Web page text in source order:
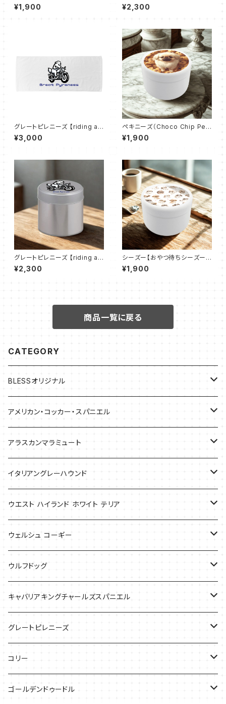
kie Iggy）おでかけトリーツ缶
¥1,900 国旗｜コルン缶
¥2,300
グレートピレニーズ 【riding a
motorcycle】コットンシャーリ
ングフェイスタオル
¥3,000
ペキニーズ（Choco Chip Pek
e）おでかけトリーツ缶
¥1,900
グレートピレニーズ 【riding a
motorcycle】コルン缶
¥2,300
シーズー【おやつ待ちシーズー】
おでかけトリーツ缶(ホワイト)
¥1,900
商品一覧に戻る
CATEGORY
BLESSオリジナル
バッグ
アメリカン・コッカー・スパニエル
バッグ
Tシャツ
アラスカンマラミュート
Tシャツ
バッグ
ケース
イタリアングレーハウンド
ケース
バッグ
Tシャツ
ウエスト ハイランド ホワイト テリア
ケース
バッグ
ウェルシュ コーギー
Tシャツ
バッグ
ケース
ウルフドッグ
Tシャツ
キャバリアキングチャールズスパニエル
バッグ
ケース
Tシャツ
グレートピレニーズ
キャップ
Tシャツ
コリー
バッグ
ゴールデンドゥードル